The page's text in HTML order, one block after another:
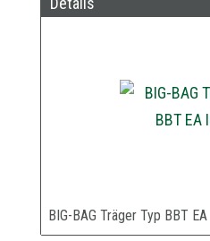
BIG-BAG Träger Typ BBT EA